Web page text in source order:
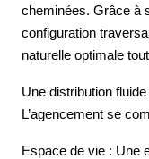
cheminées. Grâce à
configuration
naturelle optimale
Une distribution
L’agencement se
Espace de vie : Une